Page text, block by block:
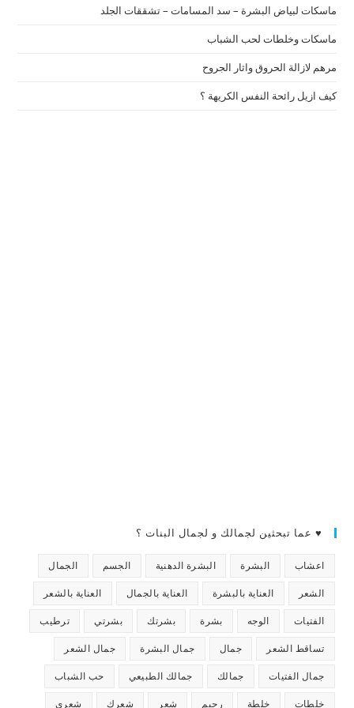
ماسكات لبياض البشرة – سد المسامات – تشققات الجلد
ماسكات وخلطات لحب الشباب
مرهم لازالة الحروق واثار الجروح
كيف ازيل رائحة النفس الكريهة ؟
♥ عما تبحثين لجمالك و لجمال البنات ؟
اعشاب البشرة البشرة الدهنية الجسم الجمال
الشعر العناية بالبشرة العناية بالجمال العناية بالشعر
الفتيات الوجه بشرة بشرتك بشرتي ترطيب
تساقط الشعر جمال جمال البشرة جمال الشعر
جمال الفتيات جمالك جمالك الطبيعي حب الشباب
خلطات خلطة رجيم شعر شعرك شعري